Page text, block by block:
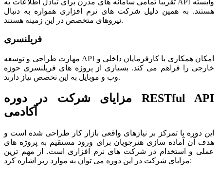
تقریبا تمامی سامانه های مدرن برای تبادل اطلاعات به API وابسته
هستند. به همین دلیل شرکت های نرم افزاری همواره به دنبال
نیروهای متخصص در این زمینه هستند.
فریلنسری
مهارت طراحی و توسعه API امکان همکاری با کارفرمایان داخلی و
خارجی را فراهم می کند. بسیاری از پروژه های فریلنسری حوزه
وب و موبایل به این تخصص نیاز دارند.
مزایای شرکت در دوره RESTful API
آکادمی
این دوره با تمرکز بر نیازهای واقعی بازار کار طراحی شده است و
هدف آن آماده سازی هنرجویان برای ورود مستقیم به پروژه های
عملی و استخدام در شرکت های نرم افزاری است. از مهم ترین
مزایای شرکت در این دوره می توان به موارد زیر اشاره کرد: